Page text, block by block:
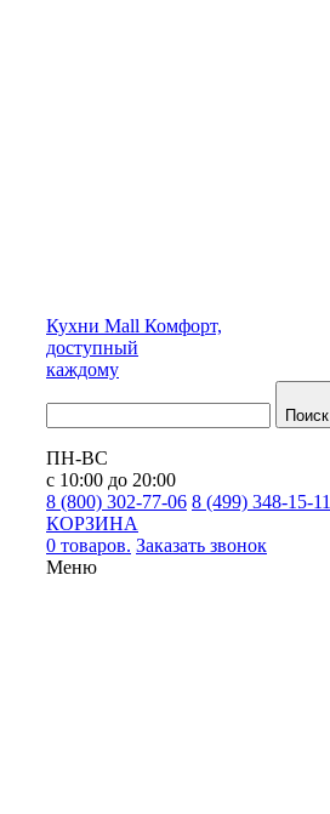
Кухни Mall Комфорт,
доступный
каждому
Поиск
ПН-ВС
с 10:00 до 20:00
8 (800) 302-77-06 8 (499) 348-15-11
КОРЗИНА
0 товаров. Заказать звонок
Меню